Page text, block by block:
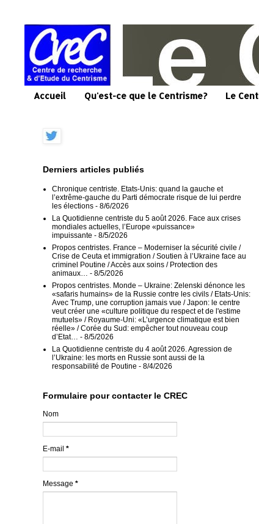
Accueil Qu'est-ce que le Centrisme? Le
Derniers articles publiés
Chronique centriste. Etats-Unis: quand la gauche et
l’extrême-gauche du Parti démocrate risque de lui perdre
les élections - 8/6/2026
La Quotidienne centriste du 5 août 2026. Face aux crises
mondiales actuelles, l’Europe «puissance»
impuissante - 8/5/2026
Propos centristes. France – Moderniser la sécurité civile /
Crise de Ceuta et immigration / Soutien à l’Ukraine face au
criminel Poutine / Accès aux soins / Protection des
animaux…
- 8/5/2026
Propos centristes. Monde – Ukraine: Zelenski dénonce les
«safaris humains» de la Russie contre les civils / Etats-Unis:
Avec Trump, une corruption jamais vue / Japon: le centre
veut créer une «culture politique du respect et de l'estime
mutuels» / Royaume-Uni: «L’urgence climatique est bien
réelle» / Corée du Sud: empêcher tout nouveau coup
d’Etat…
- 8/5/2026
La Quotidienne centriste du 4 août 2026. Agression de
l’Ukraine: les morts en Russie sont aussi de la
responsabilité de Poutine - 8/4/2026
Formulaire pour contacter le CREC
Nom
E-mail *
Message *